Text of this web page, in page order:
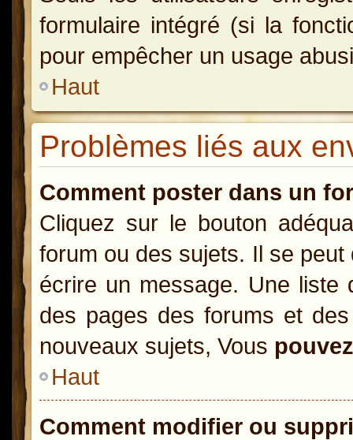
formulaire intégré (si la
pour empêcher un usage
Haut
Problèmes liés aux
Comment poster dans un
Cliquez sur le bouton
forum ou des sujets. Il se
écrire un message. Une liste
des pages des forums et
nouveaux sujets, Vous pouvez
Haut
Comment modifier ou